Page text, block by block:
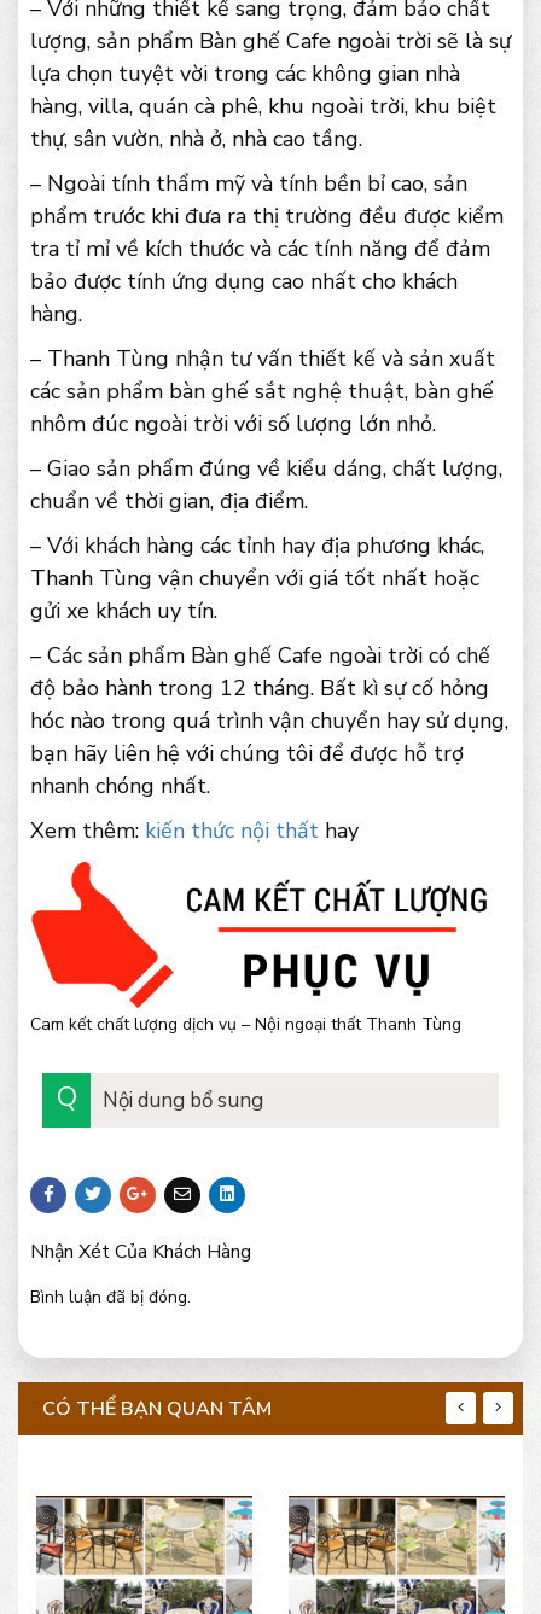
– Với những thiết kế sang trọng, đảm bảo chất
lượng, sản phẩm Bàn ghế Cafe ngoài trời sẽ là sự
lựa chọn tuyệt vời trong các không gian nhà
hàng, villa, quán cà phê, khu ngoài trời, khu biệt
thự, sân vườn, nhà ở, nhà cao tầng.
– Ngoài tính thẩm mỹ và tính bền bỉ cao, sản
phẩm trước khi đưa ra thị trường đều được kiểm
tra tỉ mỉ về kích thước và các tính năng để đảm
bảo được tính ứng dụng cao nhất cho khách
hàng.
– Thanh Tùng nhận tư vấn thiết kế và sản xuất
các sản phẩm bàn ghế sắt nghệ thuật, bàn ghế
nhôm đúc ngoài trời với số lượng lớn nhỏ.
– Giao sản phẩm đúng về kiểu dáng, chất lượng,
chuẩn về thời gian, địa điểm.
– Với khách hàng các tỉnh hay địa phương khác,
Thanh Tùng vận chuyển với giá tốt nhất hoặc
gửi xe khách uy tín.
– Các sản phẩm Bàn ghế Cafe ngoài trời có chế
độ bảo hành trong 12 tháng. Bất kì sự cố hỏng
hóc nào trong quá trình vận chuyển hay sử dụng,
bạn hãy liên hệ với chúng tôi để được hỗ trợ
nhanh chóng nhất.
Xem thêm: kiến thức nội thất hay
Cam kết chất lượng dịch vụ – Nội ngoại thất Thanh Tùng
Nội dung bổ sung
Nhận Xét Của Khách Hàng
Bình luận đã bị đóng.
CÓ THỂ BẠN QUAN TÂM